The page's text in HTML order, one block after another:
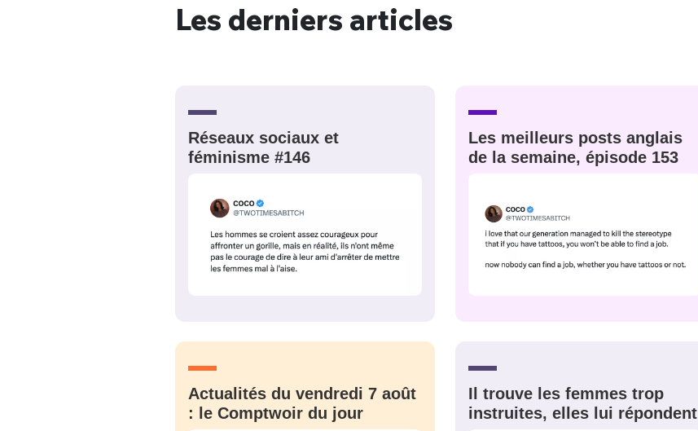
Les derniers articles
Réseaux sociaux et
féminisme #146
Les meilleurs posts anglais
de la semaine, épisode 153
Actualités du vendredi 7 août
: le Comptwoir du jour
Il trouve les femmes trop
instruites, elles lui répondent
Bienvenue !
PSEUDO
PASSWORD*
VOTRE PARTICIPATION
Que souhaitez-vous proposer ?
Quelques
tweets
Ma propre
sélection